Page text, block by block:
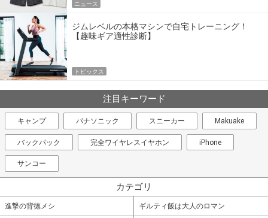
ニュース
ジムレベルの本格マシンで自宅トレーニング！
【趣味ギア適性診断】
トピックス
注目キーワード
キャンプ パナソニック スニーカー Makuake
バックパック 完全ワイヤレスイヤホン iPhone
サンコー
カテゴリ
進撃の背徳メシ ギルティ飯は大人のロマン